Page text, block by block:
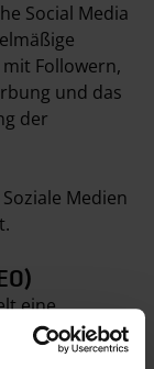
Social Media
Followern,
und das
der
Medien
eine
Online-
damit auch im